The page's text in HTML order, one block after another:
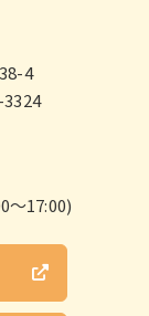
4
3324
～17:00)